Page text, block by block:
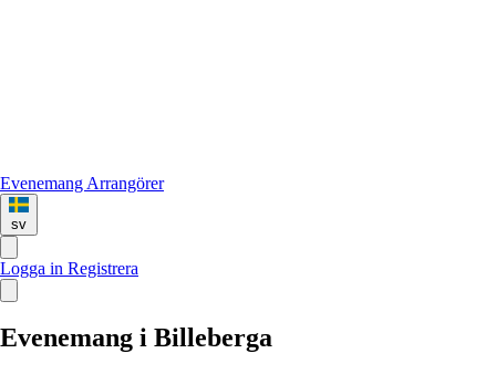
Evenemang Arrangörer
sv
Logga in Registrera
Evenemang i Billeberga